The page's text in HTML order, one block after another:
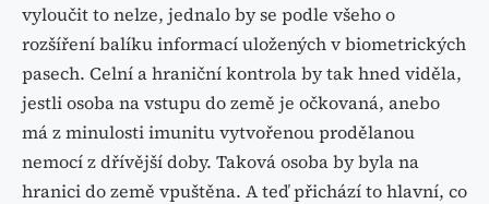
vyloučit to nelze, jednalo by se podle všeho o
rozšíření balíku informací uložených v biometrických
pasech. Celní a hraniční kontrola by tak hned viděla,
jestli osoba na vstupu do země je očkovaná, anebo
má z minulosti imunitu vytvořenou prodělanou
nemocí z dřívější doby. Taková osoba by byla na
hranici do země vpuštěna. A teď přichází to hlavní, co